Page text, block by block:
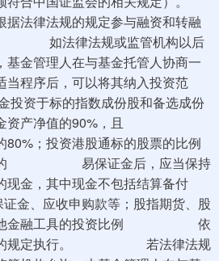
规的规定参与融资和转融
法律法规或监管机构以后
基金管理人在与基金托管人协商一
后，可以将其纳入投资范
的指数成份股和备选成份
基金资产净值的90%，且
80%；投资港股通标的股票的比例
产的 易保证金后，应当保持
现金，其中现金不包括结算备付
收申购款等；股指期货、股
其他金融工具的投资比例 依
构的规定执行。 若法律法规